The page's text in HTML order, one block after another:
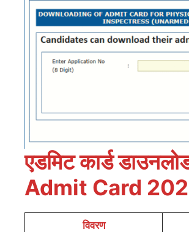
एडमिट कार्ड
Admit Card
विवरण